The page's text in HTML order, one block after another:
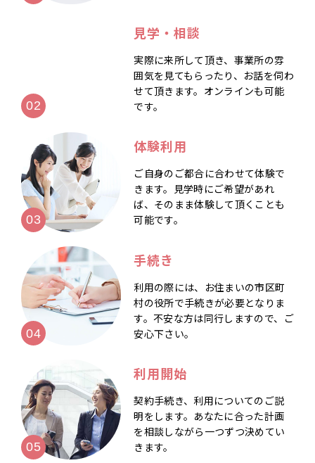
見学・相談
実際に来所して頂き、事業所の雰
囲気を見てもらったり、お話を伺わ
せて頂きます。オンラインも可能
です。
体験利用
ご自身のご都合に合わせて体験で
きます。見学時にご希望があれ
ば、そのまま体験して頂くことも
可能です。
手続き
利用の際には、お住まいの市区町
村の役所で手続きが必要となりま
す。不安な方は同行しますので、ご
安心下さい。
利用開始
契約手続き、利用についてのご説
明をします。あなたに合った計画
を相談しながら一つずつ決めてい
きます。